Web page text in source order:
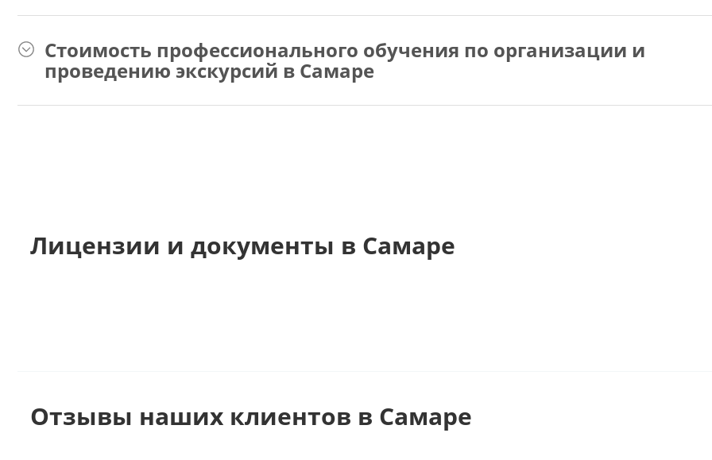
Стоимость профессионального обучения по организации и
проведению экскурсий в Самаре
Лицензии и документы в Самаре
Отзывы наших клиентов в Самаре